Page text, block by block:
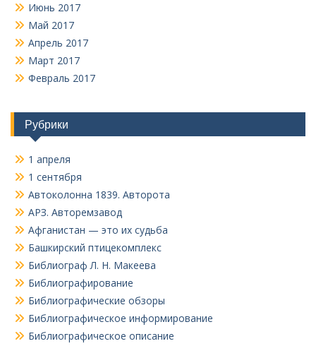
Июнь 2017
Май 2017
Апрель 2017
Март 2017
Февраль 2017
Рубрики
1 апреля
1 сентября
Автоколонна 1839. Авторота
АРЗ. Авторемзавод
Афганистан — это их судьба
Башкирский птицекомплекс
Библиограф Л. Н. Макеева
Библиографирование
Библиографические обзоры
Библиографическое информирование
Библиографическое описание